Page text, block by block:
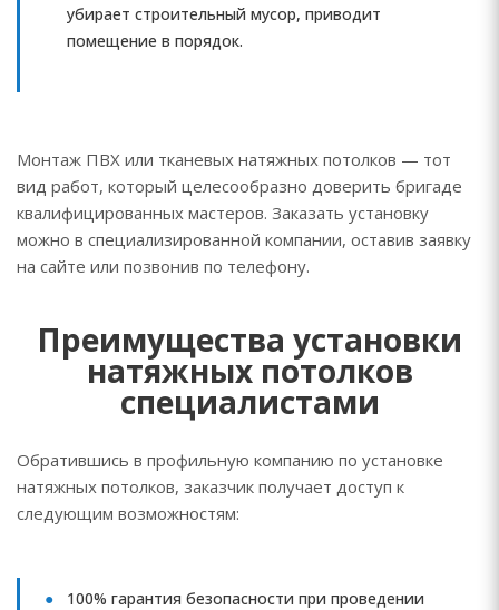
убирает строительный мусор, приводит
помещение в порядок.
Монтаж ПВХ или тканевых натяжных потолков — тот
вид работ, который целесообразно доверить бригаде
квалифицированных мастеров. Заказать установку
можно в специализированной компании, оставив заявку
на сайте или позвонив по телефону.
Преимущества установки
натяжных потолков
специалистами
Обратившись в профильную компанию по установке
натяжных потолков, заказчик получает доступ к
следующим возможностям:
100% гарантия безопасности при проведении